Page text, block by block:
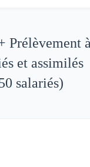
Prélèvement
et assimilés
salariés)